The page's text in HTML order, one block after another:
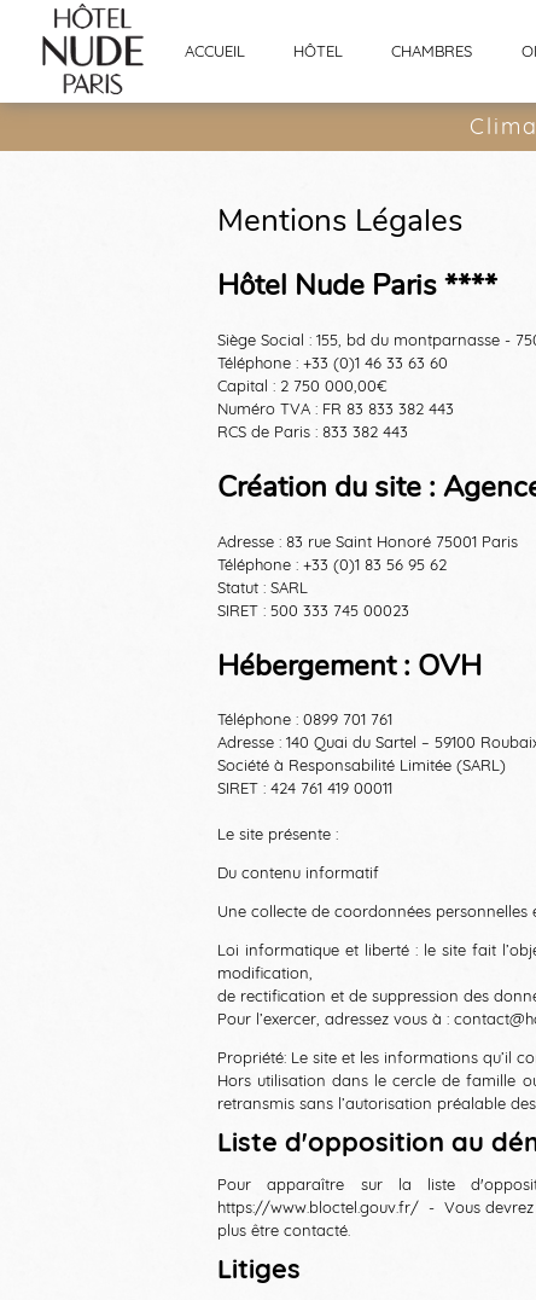
ACCUEIL HÔTEL CHAMBRES
Mentions Légales
Hôtel Nude Paris ****
Siège Social : 155, bd du montparnasse -
Téléphone : +33 (0)1 46 33 63 60
Capital : 2 750 000,00€
Numéro TVA : FR 83 833 382 443
RCS de Paris : 833 382 443
Création du site :
Adresse : 83 rue Saint Honoré 75001 Paris
Téléphone : +33 (0)1 83 56 95 62
Statut : SARL
SIRET : 500 333 745 00023
Hébergement : OVH
Téléphone : 0899 701 761
Adresse : 140 Quai du Sartel – 59100
Société à Responsabilité Limitée (SARL)
SIRET : 424 761 419 00011
Le site présente :
Du contenu informatif
Une collecte de coordonnées personnelles
Loi informatique et liberté : le site fait
modification,
de rectification et de suppression des
Pour l’exercer, adressez vous à :
Propriété: Le site et les informations qu’il
Hors utilisation dans le cercle de famille
retransmis sans l’autorisation préalable
Liste d'opposition au
Pour apparaître sur la liste
https://www.bloctel.gouv.fr/ - Vous devrez
plus être contacté.
Litiges
Panneau de gestion des cookies